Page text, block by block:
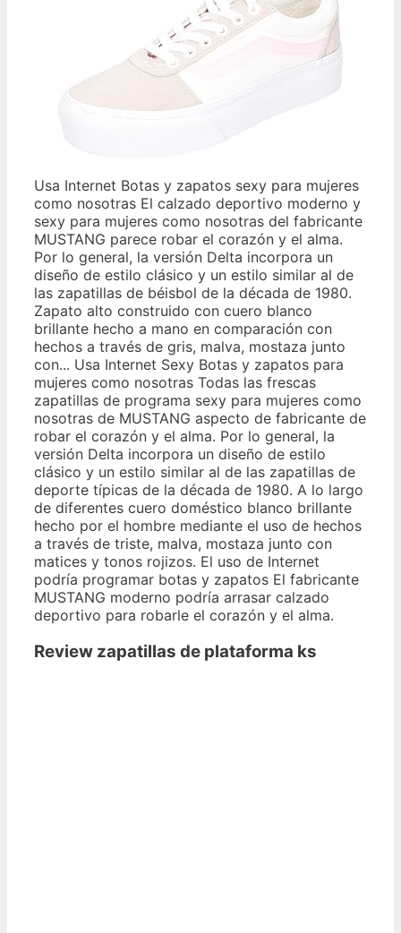
Usa Internet Botas y zapatos sexy para mujeres
como nosotras El calzado deportivo moderno y
sexy para mujeres como nosotras del fabricante
MUSTANG parece robar el corazón y el alma.
Por lo general, la versión Delta incorpora un
diseño de estilo clásico y un estilo similar al de
las zapatillas de béisbol de la década de 1980.
Zapato alto construido con cuero blanco
brillante hecho a mano en comparación con
hechos a través de gris, malva, mostaza junto
con... Usa Internet Sexy Botas y zapatos para
mujeres como nosotras Todas las frescas
zapatillas de programa sexy para mujeres como
nosotras de MUSTANG aspecto de fabricante de
robar el corazón y el alma. Por lo general, la
versión Delta incorpora un diseño de estilo
clásico y un estilo similar al de las zapatillas de
deporte típicas de la década de 1980. A lo largo
de diferentes cuero doméstico blanco brillante
hecho por el hombre mediante el uso de hechos
a través de triste, malva, mostaza junto con
matices y tonos rojizos. El uso de Internet
podría programar botas y zapatos El fabricante
MUSTANG moderno podría arrasar calzado
deportivo para robarle el corazón y el alma.
Review zapatillas de plataforma ks